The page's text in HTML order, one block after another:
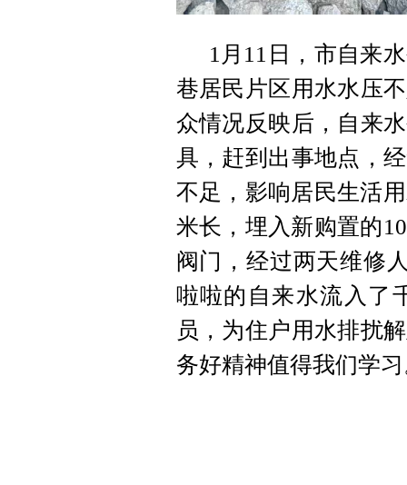
1月11日，市自来
巷居民片区用水水压
众情况反映后，自来
具，赶到出事地点，
不足，影响居民生活
米长，埋入新购置的
阀门，经过两天维修
啦啦的自来水流入了
员，为住户用水排扰
务好精神值得我们学